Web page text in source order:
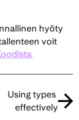
hyöty
voit
Using types
effectively